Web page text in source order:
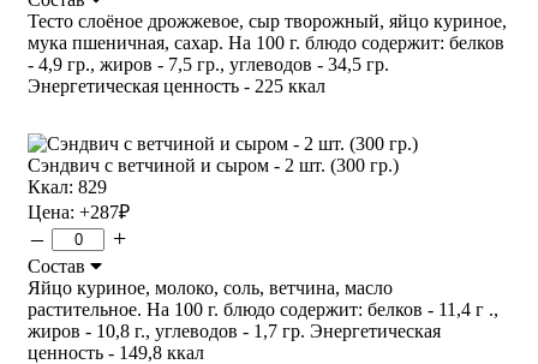
Тесто слоёное дрожжевое, сыр творожный, яйцо куриное,
мука пшеничная, сахар. На 100 г. блюдо содержит: белков
- 4,9 гр., жиров - 7,5 гр., углеводов - 34,5 гр.
Энергетическая ценность - 225 ккал
Сэндвич с ветчиной и сыром - 2 шт. (300 гр.)
Ккал: 829
Цена: +287₽
– +
Состав
Яйцо куриное, молоко, соль, ветчина, масло
растительное. На 100 г. блюдо содержит: белков - 11,4 г .,
жиров - 10,8 г., углеводов - 1,7 гр. Энергетическая
ценность - 149,8 ккал